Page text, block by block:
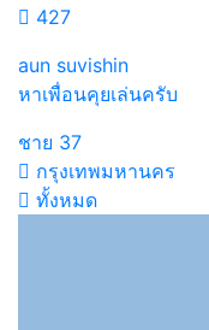
427
aun suvishin
หาเพื่อนคุยเล่นครับ
ชาย 37
กรุงเทพมหานคร
ทั้งหมด